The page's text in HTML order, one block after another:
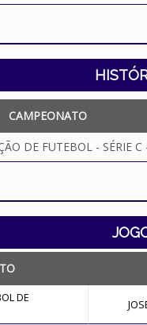
CAMPEONATO
DE FUTEBOL - SÉRIE
DE